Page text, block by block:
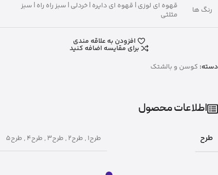
رنگ ها
قهوه ای لوزی | قهوه ای دایره | خردلی | سبز راه راه | سبز
مثلثی
افزودن به علاقه مندی
برای مقایسه اضافه کنید
دسته: کوسن و بالشتک
اطلاعات محصول
طرح طرح۱ , طرح۲ , طرح۳ , طرح۴ , طرح۵